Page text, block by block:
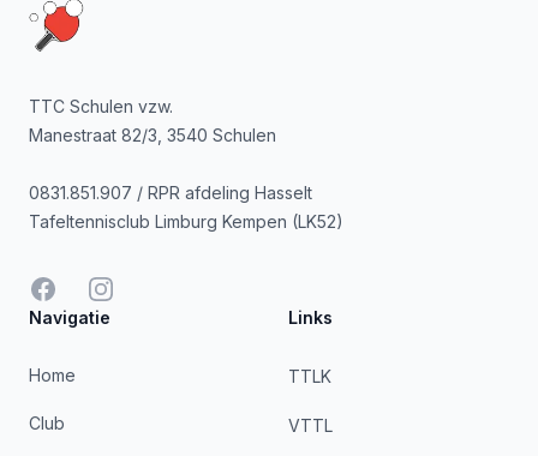
TTC Schulen vzw.
Manestraat 82/3, 3540 Schulen
0831.851.907 / RPR afdeling Hasselt
Tafeltennisclub Limburg Kempen (LK52)
FacebookInstagram
Navigatie
Home
Club
Links
TTLK
VTTL